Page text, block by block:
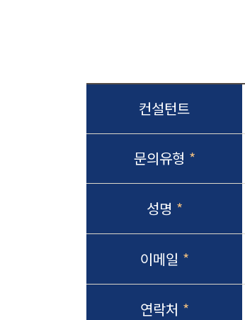
컨설턴트
문의유형 *
성명 *
이메일 *
연락처 *